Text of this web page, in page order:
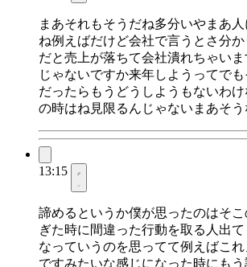
まあそれもそうだね多分いやまあ
ね例えばだけど会社で言うとさ分
だと売上が落ちて会社潰れちゃい
じゃないですか来年しようってで
だったらもうどうしようもないわ
の時はね見限るんじゃないまあそ
13:15
諦めるというか僕が思ったのはそ
ぎた時に間違った行動を取る人出
なっていうのを思ってて例えばこ
ですみたいな感じになった時にも